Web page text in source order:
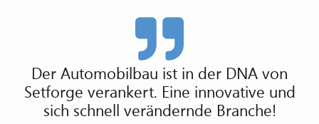
Der Automobilbau ist in der DNA von
Setforge verankert. Eine innovative und
sich schnell verändernde Branche!